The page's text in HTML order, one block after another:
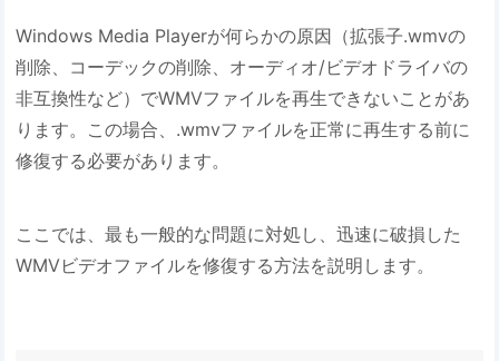
Windows Media Playerが何らかの原因（拡張子.wmvの
削除、コーデックの削除、オーディオ/ビデオドライバの
非互換性など）でWMVファイルを再生できないことがあ
ります。この場合、.wmvファイルを正常に再生する前に
修復する必要があります。
ここでは、最も一般的な問題に対処し、迅速に破損した
WMVビデオファイルを修復する方法を説明します。